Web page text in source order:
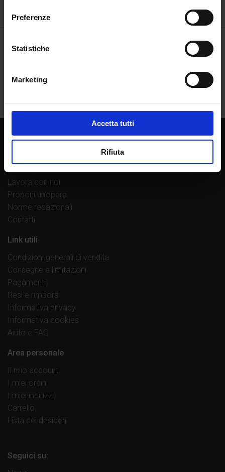
Preferenze
Statistiche
Marketing
Accetta tutti
Rifiuta
Chi siamo
Librerie di fiducia
Lavora con noi
Proponi un’opera
Norme redazionali
Contatti
Link utili
Condizioni generali di vendita
Consegne e limitazioni
Pagamenti
Resi e rimborsi
Informativa privacy
Informativa cookies
Aiuto e FAQ
Area personale
Il mio account
I miei ordini
I miei indirizzi
Carrello
Lista dei desideri
Seguici su: